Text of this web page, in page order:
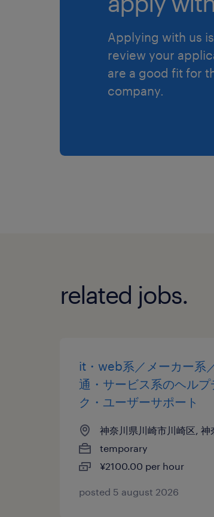
Applying with us
review your
are a good fit for
company.
related jobs.
it・web系／メーカー系
通・サービス系のヘルプ
ク・ユーザーサポート
神奈川県川崎市川崎区, 神
temporary
¥2100.00 per hour
posted 5 august 2026